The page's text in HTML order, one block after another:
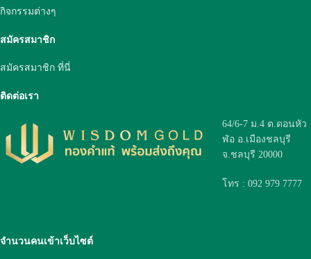
กิจกรรมต่างๆ
สมัครสมาชิก
สมัครสมาชิก ที่นี่
ติดต่อเรา
64/6-7 ม.4 ต.ดอนหัว
ฬ่อ อ.เมืองชลบุรี
จ.ชลบุรี 20000
โทร : 092 979 7777
จำนวนคนเข้าเว็บไซต์